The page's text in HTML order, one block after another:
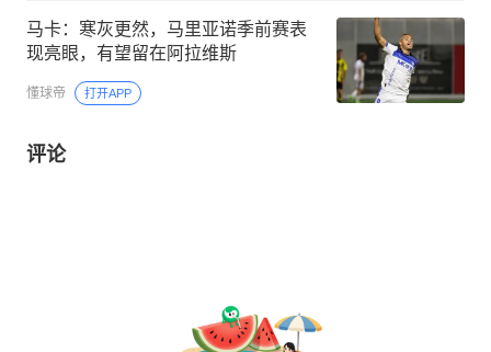
马卡：寒灰更然，马里亚诺季前赛表
现亮眼，有望留在阿拉维斯
懂球帝 打开APP
评论